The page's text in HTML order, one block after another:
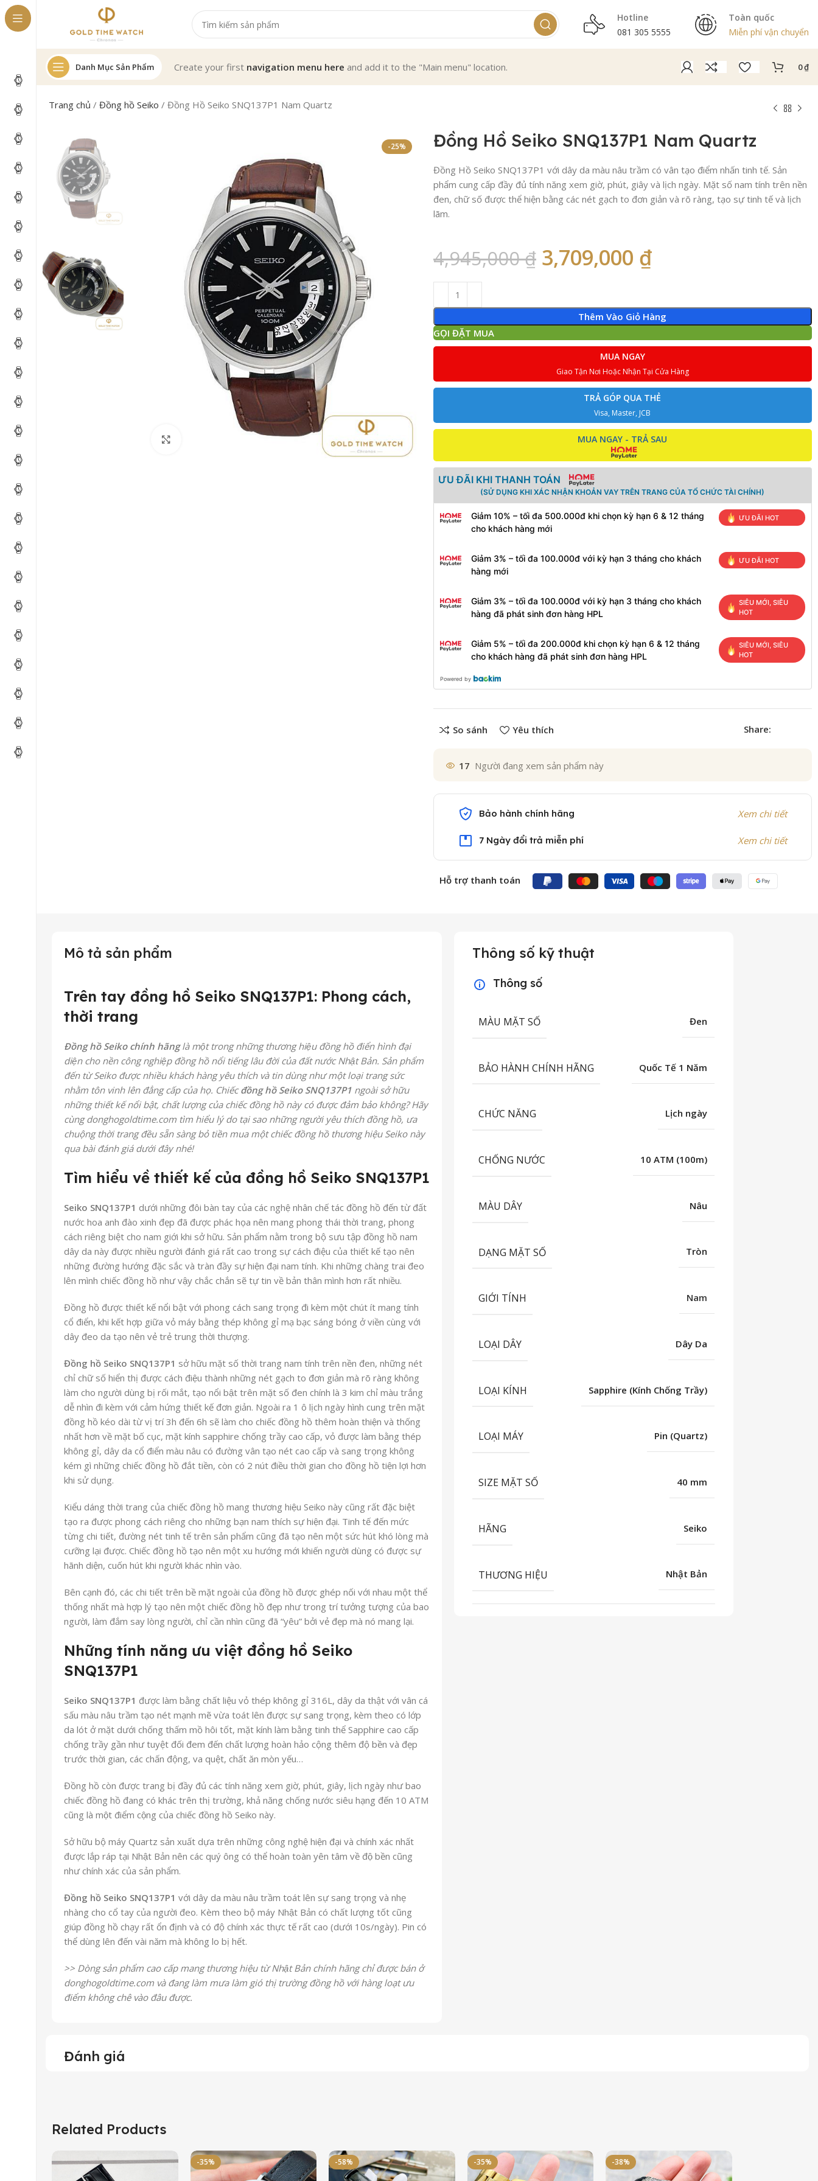
Hotline
081 305 5555
Toàn quốc
Miễn phí vận chuyển
Danh Mục Sản Phẩm Create your first navigation menu here and add it to the "Main menu" location. 0₫
Trang chủ /Đồng hồ Seiko /Đồng Hồ Seiko SNQ137P1 Nam Quartz
-25% Đồng Hồ Seiko SNQ137P1 Nam Quartz
Đồng Hồ Seiko SNQ137P1 với dây da màu nâu trầm có vân tạo điểm nhấn tinh tế. Sản
phẩm cung cấp đầy đủ tính năng xem giờ, phút, giây và lịch ngày. Mặt số nam tính trên nền
đen, chữ số được thể hiện bằng các nét gạch to đơn giản và rõ ràng, tạo sự tinh tế và lịch
lãm.
4,945,000₫ 3,709,000 ₫
Thêm Vào Giỏ Hàng
GỌI ĐẶT MUA
MUA NGAY
Giao Tận Nơi Hoặc Nhận Tại Cửa Hàng
TRẢ GÓP QUA THẺ
Visa, Master, JCB
MUA NGAY - TRẢ SAU
ƯU ĐÃI KHI THANH TOÁN
(SỬ DỤNG KHI XÁC NHẬN KHOẢN VAY TRÊN TRANG CỦA TỔ CHỨC TÀI CHÍNH)
Giảm 10% – tối đa 500.000đ khi chọn kỳ hạn 6 & 12 tháng
cho khách hàng mới
ƯU ĐÃI HOT
Giảm 3% – tối đa 100.000đ với kỳ hạn 3 tháng cho khách
hàng mới
ƯU ĐÃI HOT
Giảm 3% – tối đa 100.000đ với kỳ hạn 3 tháng cho khách
hàng đã phát sinh đơn hàng HPL
SIÊU MỚI, SIÊU
HOT
Giảm 5% – tối đa 200.000đ khi chọn kỳ hạn 6 & 12 tháng
cho khách hàng đã phát sinh đơn hàng HPL
SIÊU MỚI, SIÊU
HOT
Powered by
So sánh Yêu thích Share:
17 Người đang xem sản phẩm này
Bảo hành chính hãng Xem chi tiết
7 Ngày đổi trả miễn phí Xem chi tiết
Hỗ trợ thanh toán
Mô tả sản phẩm
Trên tay đồng hồ Seiko SNQ137P1: Phong cách,
thời trang
Đồng hồ Seiko chính hãnglà một trong những thương hiệu đồng hồ điển hình đại
diện cho nền công nghiệp đồng hồ nổi tiếng lâu đời của đất nước Nhật Bản. Sản phẩm
đến từ Seiko được nhiều khách hàng yêu thích và tin dùng như một loại trang sức
nhằm tôn vinh lên đẳng cấp của họ. Chiếcđồng hồ Seiko SNQ137P1 ngoài sở hữu
những thiết kế nổi bật, chất lượng của chiếc đồng hồ này có được đảm bảo không? Hãy
cùng donghogoldtime.com tìm hiểu lý do tại sao những người yêu thích đồng hồ, ưa
chuộng thời trang đều sẵn sàng bỏ tiền mua một chiếc đồng hồ thương hiệu Seiko này
qua bài đánh giá dưới đây nhé!
Tìm hiểu về thiết kế của đồng hồ Seiko SNQ137P1
Seiko SNQ137P1 dưới những đôi bàn tay của các nghệ nhân chế tác đồng hồ đến từ đất
nước hoa anh đào xinh đẹp đã được phác họa nên mang phong thái thời trang, phong
cách riêng biệt cho nam giới khi sở hữu. Sản phẩm nằm trong bộ sưu tập đồng hồ nam
dây da này được nhiều người đánh giá rất cao trong sự cách điệu của thiết kế tạo nên
những đường hướng đặc sắc và tràn đầy sự hiện đại nam tính. Khi những chàng trai đeo
lên mình chiếc đồng hồ như vậy chắc chắn sẽ tự tin về bản thân mình hơn rất nhiều.
Đồng hồ được thiết kế nổi bật với phong cách sang trọng đi kèm một chút ít mang tính
cổ điển, khi kết hợp giữa vỏ máy bằng thép không gỉ mạ bạc sáng bóng ở viền cùng với
dây đeo da tạo nên vẻ trẻ trung thời thượng.
Đồng hồ Seiko SNQ137P1 sở hữu mặt số thời trang nam tính trên nền đen, những nét
chỉ chữ số hiển thị được cách điệu thành những nét gạch to đơn giản mà rõ ràng không
làm cho người dùng bị rối mắt, tạo nổi bật trên mặt số đen chính là 3 kim chỉ màu trắng
dễ nhìn đi kèm với cảm hứng thiết kế đơn giản. Ngoài ra 1 ô lịch ngày hình cung trên mặt
đồng hồ kéo dài từ vị trí 3h đến 6h sẽ làm cho chiếc đồng hồ thêm hoàn thiện và thống
nhất hơn về mặt bố cục, mặt kính sapphire chống trầy cao cấp, vỏ được làm bằng thép
không gỉ, dây da cổ điển màu nâu có đường vân tạo nét cao cấp và sang trọng không
kém gì những chiếc đồng hồ đắt tiền, còn có 2 nút điều thời gian cho đồng hồ tiện lợi hơn
khi sử dụng.
Kiểu dáng thời trang của chiếc đồng hồ mang thương hiệu Seiko này cũng rất đặc biệt
tạo ra được phong cách riêng cho những bạn nam thích sự hiện đại. Tinh tế đến mức
từng chi tiết, đường nét tinh tế trên sản phẩm cũng đã tạo nên một sức hút khó lòng mà
cưỡng lại được. Chiếc đồng hồ tạo nên một xu hướng mới khiến người dùng có được sự
hãnh diện, cuốn hút khi người khác nhìn vào.
Bên cạnh đó, các chi tiết trên bề mặt ngoài của đồng hồ được ghép nối với nhau một thể
thống nhất mà hợp lý tạo nên một chiếc đồng hồ đẹp như trong trí tưởng tượng của bao
người, làm đắm say lòng người, chỉ cần nhìn cũng đã “yêu” bởi vẻ đẹp mà nó mang lại.
Những tính năng ưu việt đồng hồ Seiko
SNQ137P1
Seiko SNQ137P1 được làm bằng chất liệu vỏ thép không gỉ 316L, dây da thật với vân cá
sấu màu nâu trầm tạo nét mạnh mẽ vừa toát lên được sự sang trọng, kèm theo có lớp
da lót ở mặt dưới chống thấm mồ hôi tốt, mặt kính làm bằng tinh thể Sapphire cao cấp
chống trầy gần như tuyệt đối đem đến chất lượng hoàn hảo cộng thêm độ bền và đẹp
trước thời gian, các chấn động, va quệt, chất ăn mòn yếu…
Đồng hồ còn được trang bị đầy đủ các tính năng xem giờ, phút, giây, lịch ngày như bao
chiếc đồng hồ đang có khác trên thị trường, khả năng chống nước siêu hạng đến 10 ATM
cũng là một điểm cộng của chiếc đồng hồ Seiko này.
Sở hữu bộ máy Quartz sản xuất dựa trên những công nghệ hiện đại và chính xác nhất
được lắp ráp tại Nhật Bản nên các quý ông có thể hoàn toàn yên tâm về độ bền cũng
như chính xác của sản phẩm.
Đồng hồ Seiko SNQ137P1 với dây da màu nâu trầm toát lên sự sang trọng và nhẹ
nhàng cho cổ tay của người đeo. Kèm theo bộ máy Nhật Bản có chất lượng tốt cũng
giúp đồng hồ chạy rất ổn định và có độ chính xác thực tế rất cao (dưới 10s/ngày). Pin có
thể dùng lên đến vài năm mà không lo bị hết.
>> Dòng sản phẩm cao cấp mang thương hiệu từ Nhật Bản chính hãng chỉ được bán ở
donghogoldtime.com và đang làm mưa làm gió thị trường đồng hồ với hàng loạt ưu
điểm không chê vào đâu được.
Thông số kỹ thuật
Thông số
MÀU MẶT SỐ Đen
BẢO HÀNH CHÍNH HÃNG Quốc Tế 1 Năm
CHỨC NĂNG Lịch ngày
CHỐNG NƯỚC 10 ATM (100m)
MÀU DÂY Nâu
DẠNG MẶT SỐ Tròn
GIỚI TÍNH Nam
LOẠI DÂY Dây Da
LOẠI KÍNH Sapphire (Kính Chống Trầy)
LOẠI MÁY Pin (Quartz)
SIZE MẶT SỐ 40 mm
HÃNG Seiko
THƯƠNG HIỆU Nhật Bản
Đánh giá
Related Products
-35% -58% -35% -38%